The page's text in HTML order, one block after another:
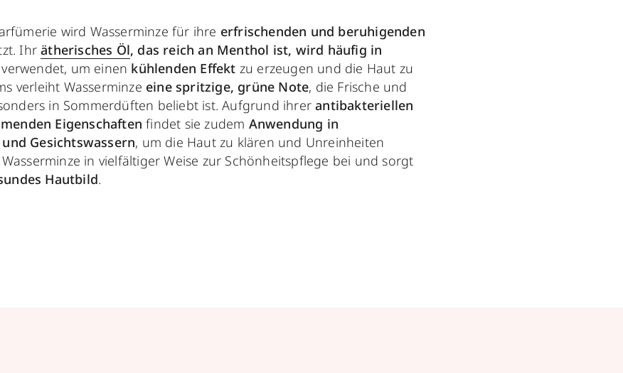
wird Wasserminze für ihre erfrischenden und beruhigenden
Ihrätherisches Öl, das reich an Menthol ist, wird häufig in
verwendet, um einen kühlenden Effekt zu erzeugen und die Haut zu
verleiht Wasserminze eine spritzige, grüne Note, die Frische und
in Sommerdüften beliebt ist. Aufgrund ihrerantibakteriellen
Eigenschaften findet sie zudem Anwendung in
Gesichtswassern, um die Haut zu klären und Unreinheiten
in vielfältiger Weise zur Schönheitspflege bei und sorgt
Hautbild.